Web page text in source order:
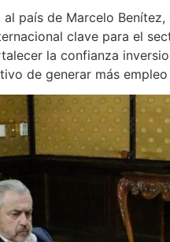
país de Marcelo
clave para el
la confianza
de generar más